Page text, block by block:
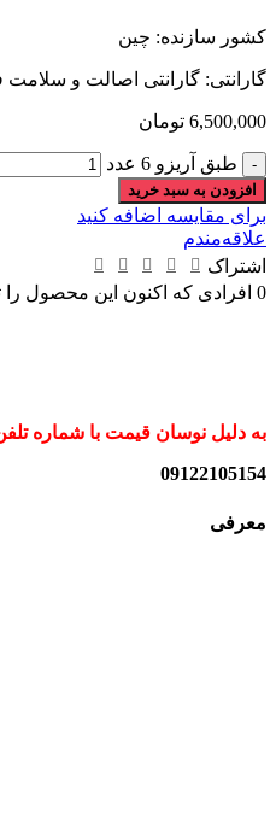
کشور سازنده: چین
گارانتی: گارانتی اصالت و سلامت
6,500,000 تومان
طبق آریزو 6 عدد
افزودن به سبد خرید
برای مقایسه اضافه کنید
علاقه‌مندم
اشتراک
0 افرادی که اکنون این محصول را
به دلیل نوسان قیمت با شماره
09122105154
معرفی